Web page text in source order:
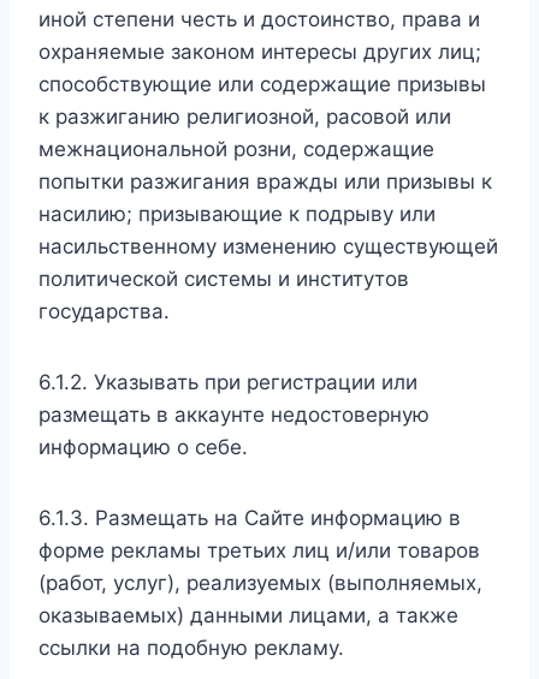
иной степени честь и достоинство, права и
охраняемые законом интересы других лиц;
способствующие или содержащие призывы
к разжиганию религиозной, расовой или
межнациональной розни, содержащие
попытки разжигания вражды или призывы к
насилию; призывающие к подрыву или
насильственному изменению существующей
политической системы и институтов
государства.
6.1.2. Указывать при регистрации или
размещать в аккаунте недостоверную
информацию о себе.
6.1.3. Размещать на Сайте информацию в
форме рекламы третьих лиц и/или товаров
(работ, услуг), реализуемых (выполняемых,
оказываемых) данными лицами, а также
ссылки на подобную рекламу.